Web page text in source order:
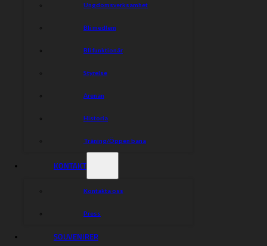
Ungdomsverksamhet
Bli medlem
Bli funktionär
Styrelse
Arenan
Historia
Träning/Öppen bana
KONTAKT
Kontakta oss
Press
SOUVENIRER